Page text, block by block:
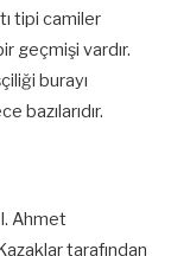
tipi camiler
geçmişi vardır.
burayı
bazılarıdır.
Ahmet
tarafından